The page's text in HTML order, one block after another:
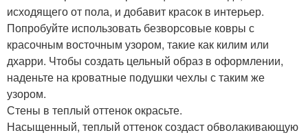
исходящего от пола, и добавит красок в интерьер.
Попробуйте использовать безворсовые ковры с
красочным восточным узором, такие как килим или
дхарри. Чтобы создать цельный образ в оформлении,
наденьте на кроватные подушки чехлы с таким же
узором.
Стены в теплый оттенок окрасьте.
Насыщенный, теплый оттенок создаст обволакивающую